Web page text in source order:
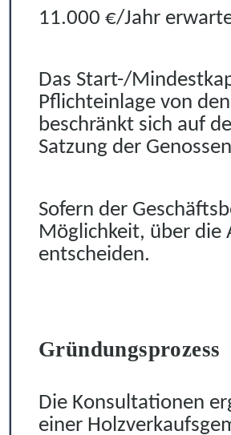
11.000 €/Jahr
Das Start-/
Pflichteinlage von
beschränkt sich auf
Satzung der
Sofern der
Möglichkeit, über die
entscheiden.
Gründungsprozess
Die Konsultationen
einer Holzverkaufsge